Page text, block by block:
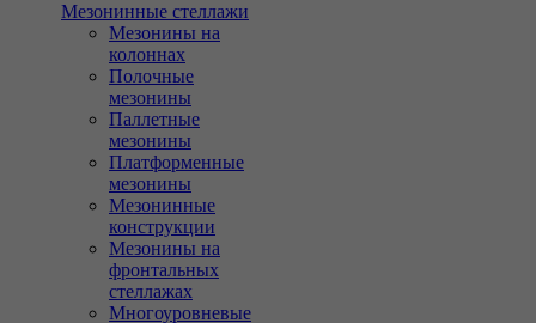
Мезонинные стеллажи
Мезонины на
колоннах
Полочные
мезонины
Паллетные
мезонины
Платформенные
мезонины
Мезонинные
конструкции
Мезонины на
фронтальных
стеллажах
Многоуровневые